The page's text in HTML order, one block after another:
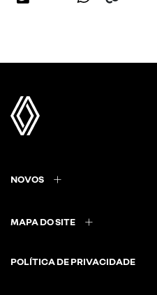
NOVOS
MAPA DO SITE
POLÍTICA DE PRIVACIDADE